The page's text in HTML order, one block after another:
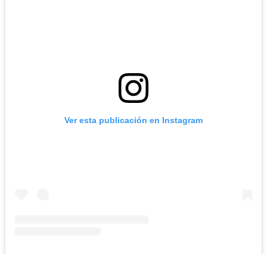
Ver esta publicación en Instagram